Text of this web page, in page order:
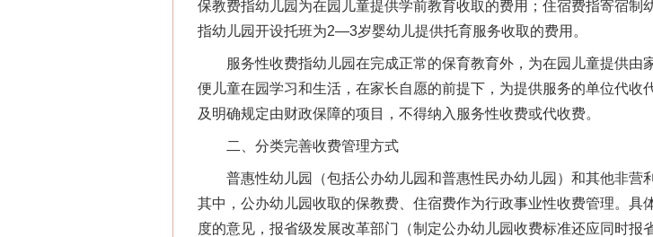
保教费指幼儿园为在园儿童提供学前教育收取的费用；住宿费指寄宿
指幼儿园开设托班为2—3岁婴幼儿提供托育服务收取的费用。
服务性收费指幼儿园在完成正常的保育教育外，为在园儿童提供由
便儿童在园学习和生活，在家长自愿的前提下，为提供服务的单位代
及明确规定由财政保障的项目，不得纳入服务性收费或代收费。
二、分类完善收费管理方式
普惠性幼儿园（包括公办幼儿园和普惠性民办幼儿园）和其他非营
其中，公办幼儿园收取的保教费、住宿费作为行政事业性收费管理。
度的意见，报省级发展改革部门（制定公办幼儿园收费标准还应同时